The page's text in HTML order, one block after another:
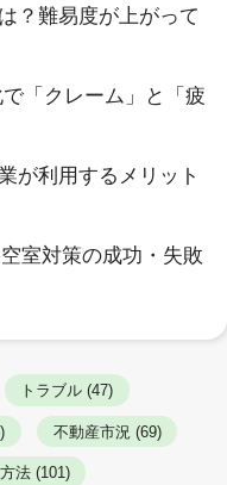
？難易度が上がって
「クレーム」と「疲
が利用するメリット
室対策の成功・失敗
トラブル (47)
不動産市況 (69)
法 (101)